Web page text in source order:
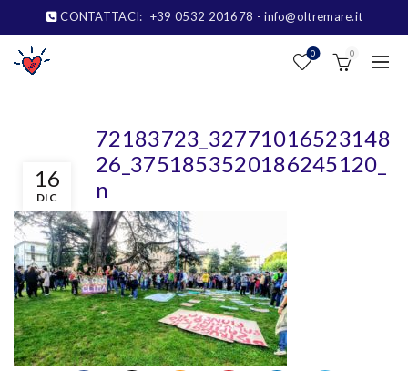
CONTATTACI: +39 0532 201678 - info@oltremare.it
0 0
16
DIC
72183723_32771016523148
26_3751853520186245120_
n